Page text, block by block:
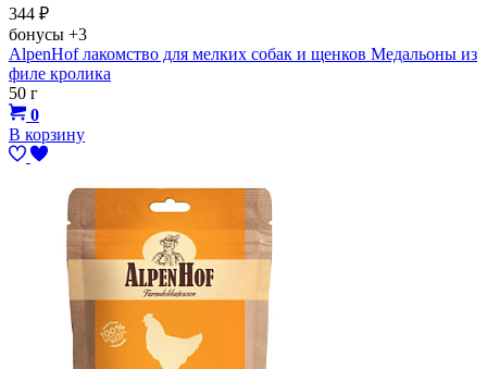
344 ₽
бонусы +3
AlpenHof лакомство для мелких собак и щенков Медальоны из
филе кролика
50 г
0
В корзину